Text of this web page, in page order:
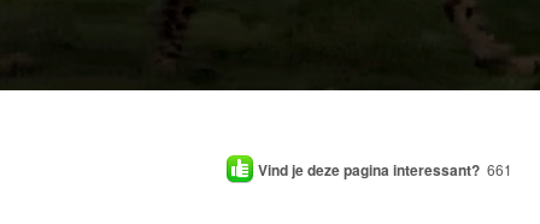
Vind je deze pagina interessant? 661